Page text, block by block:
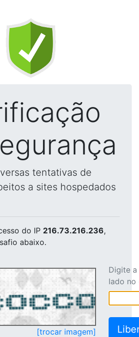
tentativas de
a sites hospedados
do IP 216.73.216.236,
abaixo.
[trocar imagem]
Digite
lado no